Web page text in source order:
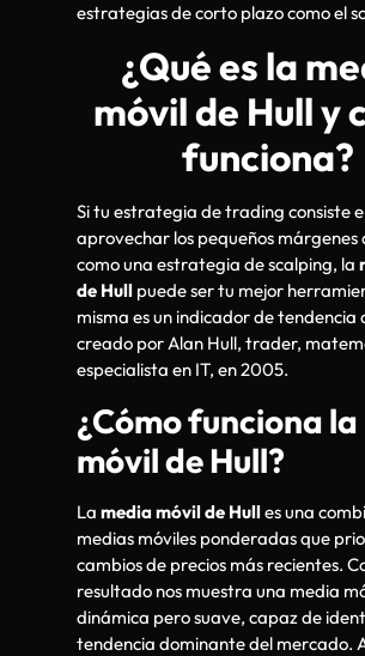
estrategias de corto plazo como el
¿Qué es la
móvil de Hull y
funciona?
Si tu estrategia de trading consiste
aprovechar los pequeños márgenes
como una estrategia de scalping, la
de Hull puede ser tu mejor
misma es un indicador de tendencia
creado por Alan Hull, trader,
especialista en IT, en 2005.
¿Cómo funciona
móvil de Hull?
La media móvil de Hulles una
medias móviles ponderadas que
cambios de precios más recientes.
resultado nos muestra una media
dinámica pero suave, capaz de
tendencia dominante del mercado.